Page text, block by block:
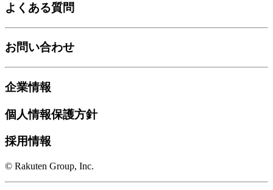
よくある質問
お問い合わせ
企業情報
個人情報保護方針
採用情報
© Rakuten Group, Inc.